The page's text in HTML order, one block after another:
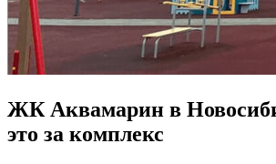
ЖК Аквамарин в
это за комплекс